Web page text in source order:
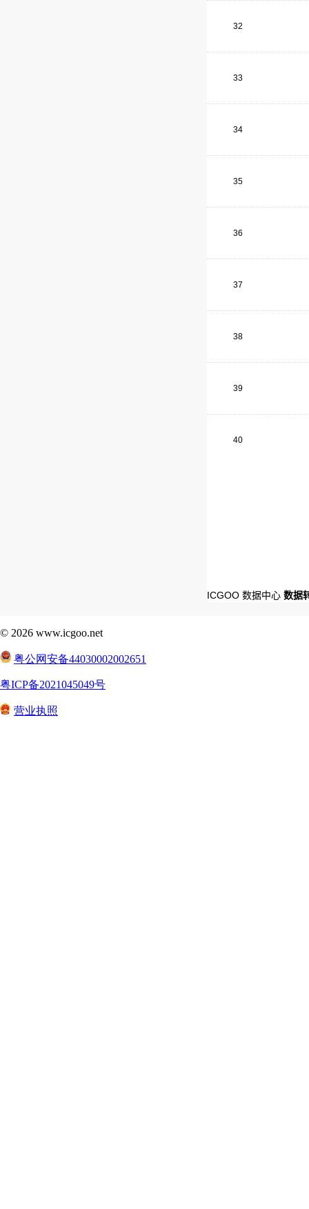
32
33
34
35
36
37
38
39
40
ICGOO 数据中心 数据